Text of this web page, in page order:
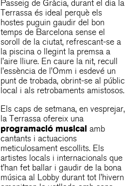
Passeig de Gràcia, durant el dia la
Terrassa és ideal perquè els
hostes puguin gaudir del bon
temps de Barcelona sense el
soroll de la ciutat, refrescant-se a
la piscina o llegint la premsa a
l’aire lliure. En caure la nit, recull
l’essència de l’Omm i esdevé un
punt de trobada, obrint-se al públic
local i als retrobaments amistosos.
Els caps de setmana, en vesprejar,
la Terrassa ofereix una
programació musical amb
cantants i actuacions
meticulosament escollits. Els
artistes locals i internacionals que
t’han fet ballar i gaudir de la bona
música al Lobby durant tot l’hivern